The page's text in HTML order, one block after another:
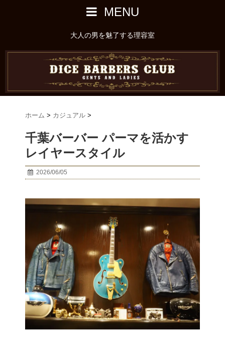
MENU
大人の男を魅了する理容室
ホーム > カジュアル >
千葉バーバー パーマを活かす
レイヤースタイル
2026/06/05